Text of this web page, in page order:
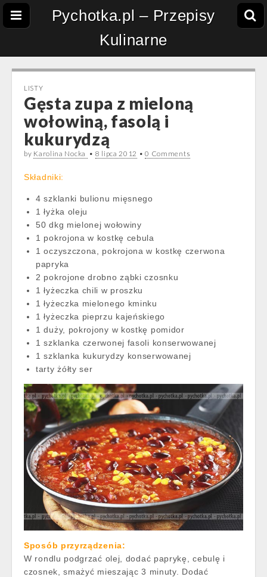
Pychotka.pl – Przepisy
Kulinarne
LISTY
Gęsta zupa z mieloną
wołowiną, fasolą i
kukurydzą
by Karolina Nocka • 8 lipca 2012 •0 Comments
Składniki:
4 szklanki bulionu mięsnego
1 łyżka oleju
50 dkg mielonej wołowiny
1 pokrojona w kostkę cebula
1 oczyszczona, pokrojona w kostkę czerwona
papryka
2 pokrojone drobno ząbki czosnku
1 łyżeczka chili w proszku
1 łyżeczka mielonego kminku
1 łyżeczka pieprzu kajeńskiego
1 duży, pokrojony w kostkę pomidor
1 szklanka czerwonej fasoli konserwowanej
1 szklanka kukurydzy konserwowanej
tarty żółty ser
Sposób przyrządzenia:
W rondlu podgrzać olej, dodać paprykę, cebulę i
czosnek, smażyć mieszając 3 minuty. Dodać